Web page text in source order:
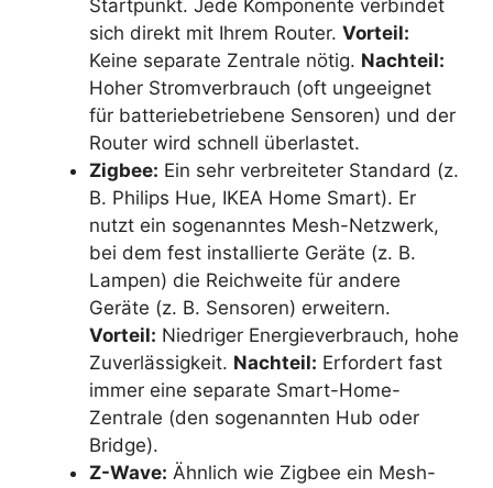
Startpunkt. Jede Komponente verbindet
sich direkt mit Ihrem Router. Vorteil:
Keine separate Zentrale nötig. Nachteil:
Hoher Stromverbrauch (oft ungeeignet
für batteriebetriebene Sensoren) und der
Router wird schnell überlastet.
Zigbee: Ein sehr verbreiteter Standard (z.
B. Philips Hue, IKEA Home Smart). Er
nutzt ein sogenanntes Mesh-Netzwerk,
bei dem fest installierte Geräte (z. B.
Lampen) die Reichweite für andere
Geräte (z. B. Sensoren) erweitern.
Vorteil: Niedriger Energieverbrauch, hohe
Zuverlässigkeit. Nachteil: Erfordert fast
immer eine separate Smart-Home-
Zentrale (den sogenannten Hub oder
Bridge).
Z-Wave: Ähnlich wie Zigbee ein Mesh-